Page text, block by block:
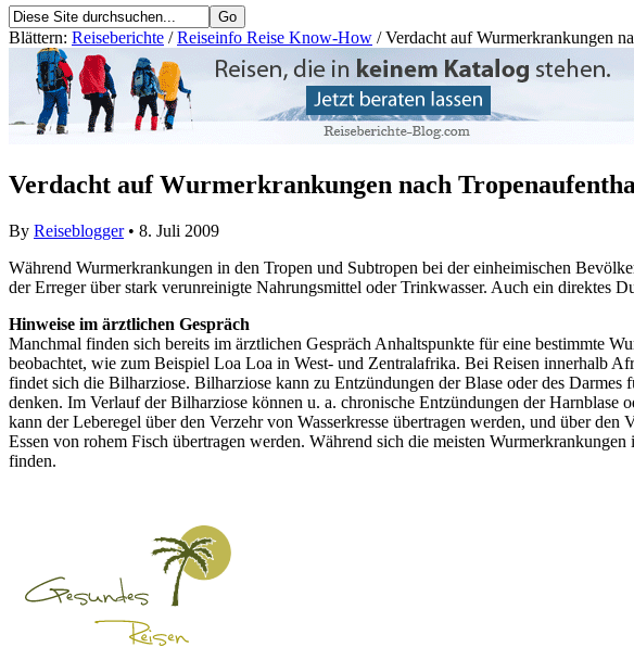
Blättern: Reiseberichte /Reiseinfo Reise Know-How / Verdacht auf Wurmerkrankungen
Verdacht auf Wurmerkrankungen nach
By Reiseblogger• 8. Juli 2009
Während Wurmerkrankungen in den Tropen und Subtropen bei der einheimischen
der Erreger über stark verunreinigte Nahrungsmittel oder Trinkwasser. Auch ein direktes
Hinweise im ärztlichen Gespräch
Manchmal finden sich bereits im ärztlichen Gespräch Anhaltspunkte für eine bestimmte
beobachtet, wie zum Beispiel Loa Loa in West- und Zentralafrika. Bei Reisen innerhalb
findet sich die Bilharziose. Bilharziose kann zu Entzündungen der Blase oder des
denken. Im Verlauf der Bilharziose können u. a. chronische Entzündungen der
kann der Leberegel über den Verzehr von Wasserkresse übertragen werden, und über
Essen von rohem Fisch übertragen werden. Während sich die meisten
finden.